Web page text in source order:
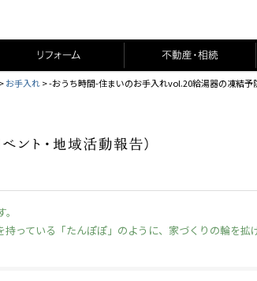
>お手入れ>-おうち時間-住まいのお手入れvol.20給湯器の凍結
っている「たんぽぽ」のように、家づくりの輪を拡